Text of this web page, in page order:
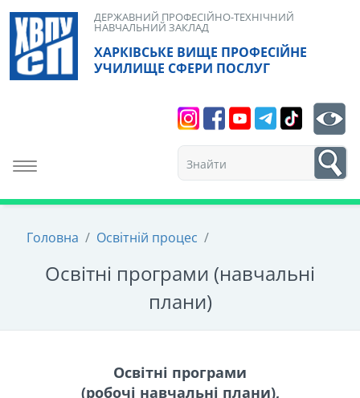
Skip
content
ХАРКІВСЬКЕ ВИЩЕ ПРОФЕСІЙНЕ
УЧИЛИЩЕ СФЕРИ ПОСЛУГ
ДЕРЖАВНИЙ ПРОФЕСІЙНО-ТЕХНІЧНИЙ
НАВЧАЛЬНИЙ ЗАКЛАД
Toggle navigation
1
Головна / Освітній процес /
Освітні програми (навчальні
плани)
Освітні програми
(робочі навчальні плани),